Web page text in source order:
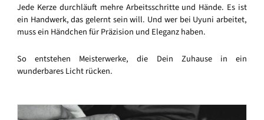
Jede Kerze durchläuft mehre Arbeitsschritte und Hände. Es ist
ein Handwerk, das gelernt sein will. Und wer bei Uyuni arbeitet,
muss ein Händchen für Präzision und Eleganz haben.
So entstehen Meisterwerke, die Dein Zuhause in ein
wunderbares Licht rücken.